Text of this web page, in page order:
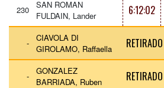
230
SAN ROMAN
FULDAIN, Lander
6:12:02
-
CIAVOLA DI
GIROLAMO, Raffaella
RETIRADO
-
GONZALEZ
BARRIADA, Ruben
RETIRADO